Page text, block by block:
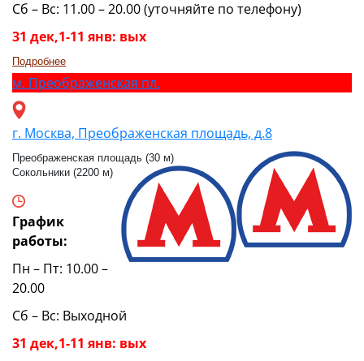
Сб – Вс: 11.00 – 20.00 (уточняйте по телефону)
31 дек,1-11 янв: вых
Подробнее
м. Преображенская пл.
г. Москва, Преображенская площадь, д.8
Преображенская площадь (30 м)
Сокольники (2200 м)
График
работы:
Пн – Пт: 10.00 –
20.00
Сб – Вс: Выходной
31 дек,1-11 янв: вых